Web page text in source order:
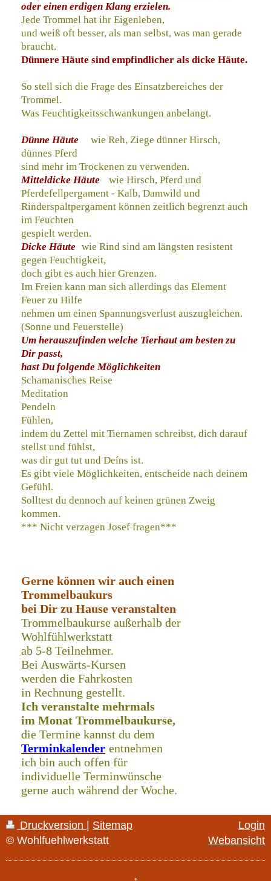
oder einen erdigen Klang erzielen.
Jede Trommel hat ihr Eigenleben,
und weiß oft besser, als man selbst, was man gerade
braucht.
Dünnere Häute sind empfindlicher als dicke Häute.
So stell sich die Frage des Einsatzbereiches der
Trommel.
Was Feuchtigkeitsschwankungen anbelangt.
Dünne Häute
wie Reh, Ziege dünner Hirsch,
dünnes Pferd
sind mehr im Trockenen zu verwenden.
Mitteldicke Häute
wie Hirsch, Pferd und
Pferdefellpergament - Kalb, Damwild und
Rinderspaltpergament können zeitlich begrenzt auch
im Feuchten
gespielt werden.
Dicke Häute wie Rind sind am längsten resistent
gegen Feuchtigkeit,
doch gibt es auch hier Grenzen.
Im Freien kann man sich allerdings das Element
Feuer zu Hilfe
nehmen um einen Spannungsverlust auszugleichen.
(Sonne und Feuerstelle)
Um herauszufinden welche Tierhaut am besten zu
Dir passt,
hast Du folgende Möglichkeiten
Schamanisches Reise
Meditation
Pendeln
Fühlen,
indem du Zettel mit Tiernamen schreibst, dich darauf
stellst und fühlst,
was dir gut tut und Deíns ist.
Es gibt viele Möglichkeiten, entscheide nach deinem
Gefühl.
Solltest du dennoch auf keinen grünen Zweig
kommen.
*** Nicht verzagen Josef fragen***
Gerne können wir auch einen
Trommelbaukurs
bei Dir zu Hause veranstalten
Trommelbaukurse außerhalb der
Wohlfühlwerkstatt
ab 5-8 Teilnehmer.
Bei Auswärts-Kursen
werden die Fahrkosten
in Rechnung gestellt.
Ich veranstalte mehrmals
im Monat Trommelbaukurse,
die Termine kannst du dem
Terminkalender entnehmen
ich bin auch offen für
individuelle Terminwünsche
gerne auch während der Woche.
Druckversion
Sitemap
© Wohlfuehlwerkstatt
Login
Webansicht